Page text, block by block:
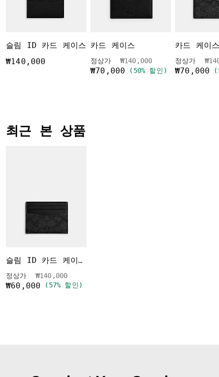
슬림 ID 카드 케이스
₩140,000
카드 케이스
정상가 가격 인하 전
₩140,000인하됨
₩70,000 (50% 할인)
정상가 가
₩70,000
최근 본 상품
슬림 ID 카드 케이스 인 시그니처 캔버스
정상가
가격 인하 전
₩140,000인하됨
₩60,000 (57% 할인)